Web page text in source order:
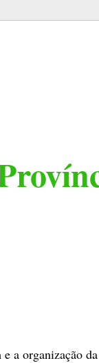
a organização